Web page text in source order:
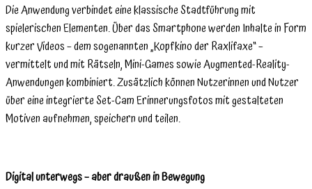
Die Anwendung verbindet eine klassische Stadtführung mit
spielerischen Elementen. Über das Smartphone werden Inhalte in Form
kurzer Videos – dem sogenannten „Kopfkino der Raxlifaxe“ –
vermittelt und mit Rätseln, Mini-Games sowie Augmented-Reality-
Anwendungen kombiniert. Zusätzlich können Nutzerinnen und Nutzer
über eine integrierte Set-Cam Erinnerungsfotos mit gestalteten
Motiven aufnehmen, speichern und teilen.
Digital unterwegs – aber draußen in Bewegung